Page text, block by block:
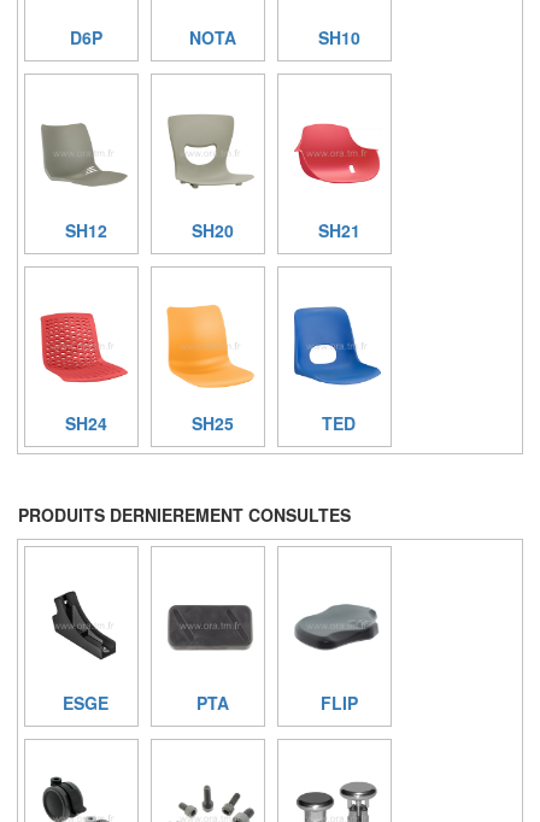
D6P NOTA SH10
SH12 SH20 SH21
SH24 SH25 TED
PRODUITS DERNIEREMENT CONSULTES
ESGE PTA FLIP